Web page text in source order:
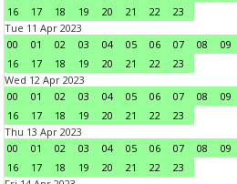
16
17 18 19 20 21 22
23
Tue 11 Apr 2023
00
01 02 03 04 05 06 07 08 09
16
17 18 19 20 21 22
23
Wed 12 Apr 2023
00
01 02 03 04 05 06 07 08 09
16
17 18 19 20 21 22
23
Thu 13 Apr 2023
00
01 02 03 04 05 06 07 08 09
16
17 18 19 20 21 22
23